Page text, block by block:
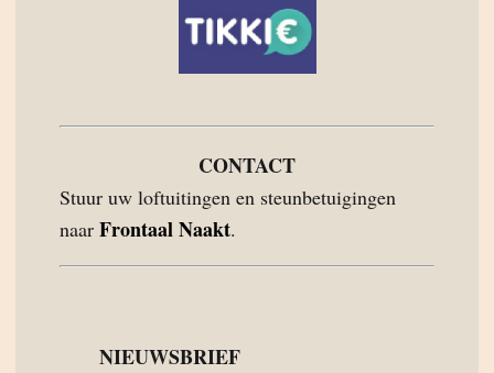
CONTACT
Stuur uw loftuitingen en steunbetuigingen
naar Frontaal Naakt.
NIEUWSBRIEF